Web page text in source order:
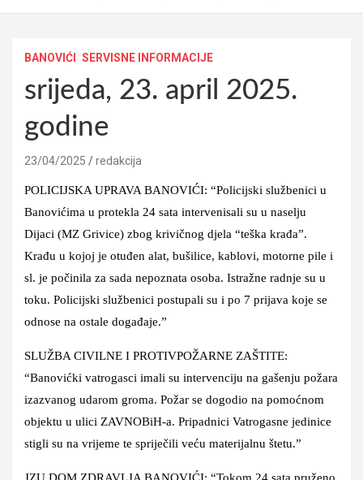
BANOVIĆI SERVISNE INFORMACIJE
srijeda, 23. april 2025.
godine
23/04/2025 redakcija
POLICIJSKA UPRAVA BANOVIĆI: “Policijski službenici u
Banovićima u protekla 24 sata intervenisali su u naselju
Dijaci (MZ Grivice) zbog krivičnog djela “teška krađa”.
Krađu u kojoj je otuđen alat, bušilice, kablovi, motorne pile i
sl. je počinila za sada nepoznata osoba. Istražne radnje su u
toku. Policijski službenici postupali su i po 7 prijava koje se
odnose na ostale događaje.”
SLUŽBA CIVILNE I PROTIVPOŽARNE ZAŠTITE:
“Banovićki vatrogasci imali su intervenciju na gašenju požara
izazvanog udarom groma. Požar se dogodio na pomoćnom
objektu u ulici ZAVNOBiH-a. Pripadnici Vatrogasne jedinice
stigli su na vrijeme te spriječili veću materijalnu štetu.”
JZU DOM ZDRAVLJA BANOVIĆI: “Tokom 24 sata pruženo